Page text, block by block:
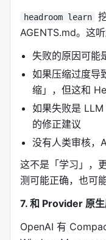
lean-ctx
OpenAI
七、实战数据：
7.1 压缩率（真
工作负载
headroom learn
AGENTS.md。这
失败的原因可能
如果压缩过度导
缩」，但这和
如果失败是
的修正建议
没有人类审核，
这不是「学习」，
测可能正确，也可
7. 和 Provider 原
OpenAI 有